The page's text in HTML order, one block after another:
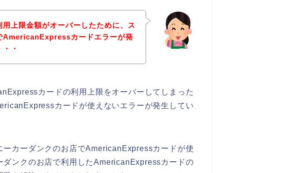
上限金額がオーバーしたために、ス
AmericanExpressカードエラーが発
・
カードの利用上限をオーバーしてしまった
カードが使えないエラーが発生してい
ーカーダンクのお店でAmericanExpressカードが使
ダンクのお店で利用したAmericanExpressカードの